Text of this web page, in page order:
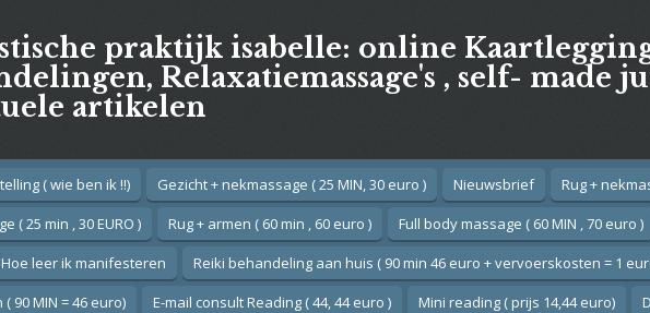
praktijk isabelle: online
Relaxatiemassage's , self- made
artikelen
( wie ben ik !!) Gezicht + nekmassage ( 25 MIN, 30 euro ) Nieuwsbrief
Rug +
( 25 min , 30 EURO )
Rug + armen ( 60 min , 60 euro )
Full body massage ( 60 MIN , 70 euro )
leer ik manifesteren
Reiki behandeling aan huis ( 90 min 46 euro + vervoerskosten = 1
90 MIN = 46 euro)
E-mail consult Reading ( 44, 44 euro ) Mini reading ( prijs 14,44 euro)